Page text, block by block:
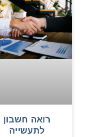
רואה חשבון
לתעשייה